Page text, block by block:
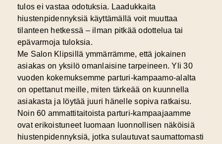
tulos ei vastaa odotuksia. Laadukkaita
hiustenpidennyksiä käyttämällä voit muuttaa
tilanteen hetkessä – ilman pitkää odottelua tai
epävarmoja tuloksia.
Me Salon Klipsillä ymmärrämme, että jokainen
asiakas on yksilö omanlaisine tarpeineen. Yli 30
vuoden kokemuksemme parturi-kampaamo-alalta
on opettanut meille, miten tärkeää on kuunnella
asiakasta ja löytää juuri hänelle sopiva ratkaisu.
Noin 60 ammattitaitoista parturi-kampaajaamme
ovat erikoistuneet luomaan
luonnollisen näköisiä
hiustenpidennyksiä, jotka sulautuvat saumattomasti